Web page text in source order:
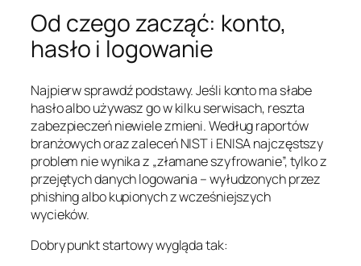
Od czego zacząć: konto,
hasło i logowanie
Najpierw sprawdź podstawy. Jeśli konto ma słabe
hasło albo używasz go w kilku serwisach, reszta
zabezpieczeń niewiele zmieni. Według raportów
branżowych oraz zaleceń NIST i ENISA najczęstszy
problem nie wynika z „złamane szyfrowanie”, tylko z
przejętych danych logowania – wyłudzonych przez
phishing albo kupionych z wcześniejszych
wycieków.
Dobry punkt startowy wygląda tak: